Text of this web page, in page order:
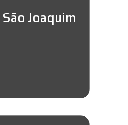
Joaquim